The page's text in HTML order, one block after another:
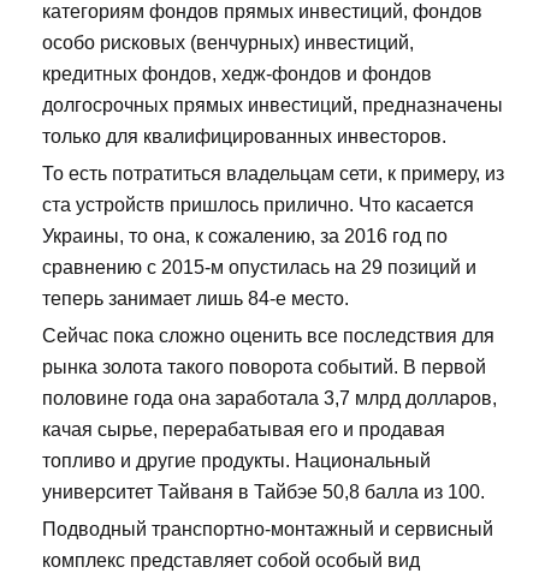
категориям фондов прямых инвестиций, фондов
особо рисковых (венчурных) инвестиций,
кредитных фондов, хедж-фондов и фондов
долгосрочных прямых инвестиций, предназначены
только для квалифицированных инвесторов.
То есть потратиться владельцам сети, к примеру, из
ста устройств пришлось прилично. Что касается
Украины, то она, к сожалению, за 2016 год по
сравнению с 2015-м опустилась на 29 позиций и
теперь занимает лишь 84-е место.
Сейчас пока сложно оценить все последствия для
рынка золота такого поворота событий. В первой
половине года она заработала 3,7 млрд долларов,
качая сырье, перерабатывая его и продавая
топливо и другие продукты. Национальный
университет Тайваня в Тайбэе 50,8 балла из 100.
Подводный транспортно-монтажный и сервисный
комплекс представляет собой особый вид